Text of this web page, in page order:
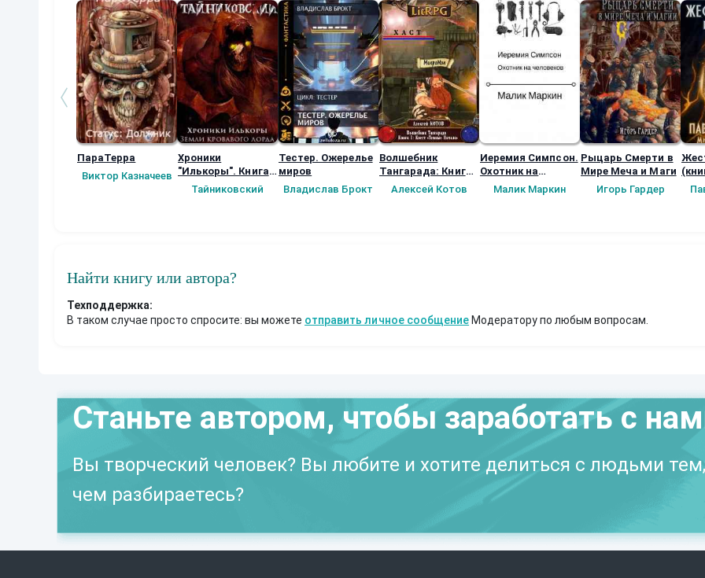
ПараТерра
Виктор Казначеев
Хроники
"Илькоры". Книга
вторая: Земли
Тайниковский
Тестер. Ожерелье
миров
Владислав Брокт
Волшебник
Тангарада: Книга
1: Квест «темные
Алексей Котов
Иеремия Симпсон.
Охотник на
человеков.
Малик Маркин
Рыцарь Смерти в
Мире Меча и Маги
Игорь Гардер
Найти книгу или автора?
Техподдержка:
В таком случае просто спросите: вы можете отправить личное сообщение Модератору по любым вопросам.
Станьте автором, чтобы заработать с
Вы творческий человек? Вы любите и хотите делиться с людьми
чем разбираетесь?